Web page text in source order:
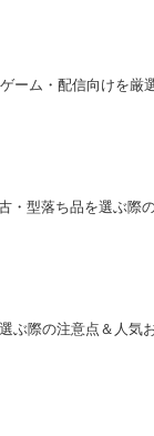
ーム・配信向けを厳
・型落ち品を選ぶ際
ぶ際の注意点＆人気